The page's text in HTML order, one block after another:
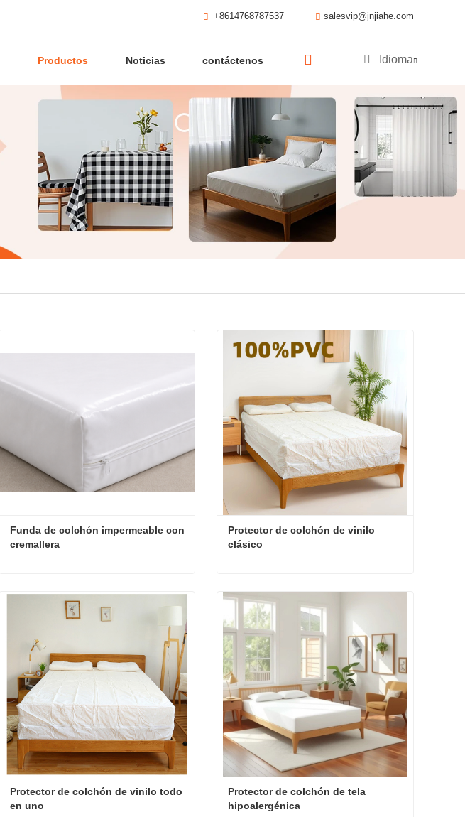
Productos Noticias contáctenos
+8614768787537 salesvip@jnjiahe.com
Idioma
Funda de colchón impermeable con
cremallera
Contacta ahora
Protector de colchón de vinilo
clásico
Protector de colchón de vinilo clásico
Contacta ahora
Protector de colchón de vinilo todo
en uno
Protector de colchón de tela
hipoalergénica